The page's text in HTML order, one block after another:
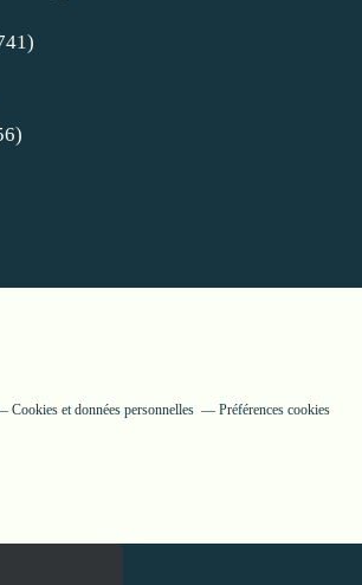
Cookies et données personnelles Préférences cookies